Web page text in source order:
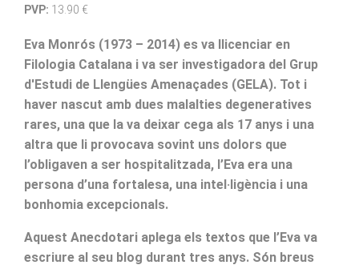
PVP: 13.90 €
Eva Monrós (1973 – 2014) es va llicenciar en
Filologia Catalana i va ser investigadora del Grup
d'Estudi de Llengües Amenaçades (GELA). Tot i
haver nascut amb dues malalties degeneratives
rares, una que la va deixar cega als 17 anys i una
altra que li provocava sovint uns dolors que
l’obligaven a ser hospitalitzada, l’Eva era una
persona d’una fortalesa, una intel·ligència i una
bonhomia excepcionals.
Aquest Anecdotari aplega els textos que l’Eva va
escriure al seu blog durant tres anys. Són breus